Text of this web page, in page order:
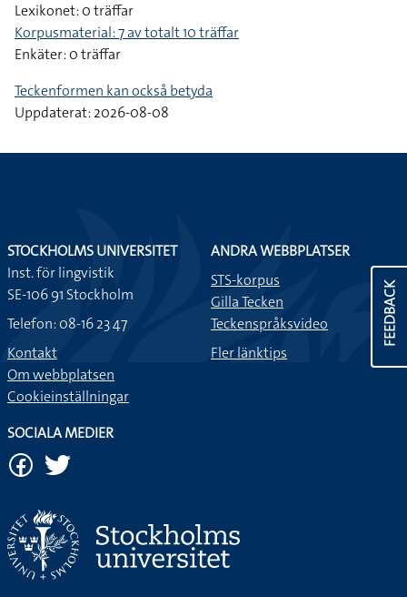
Lexikonet: 0 träffar
Korpusmaterial: 7 av totalt 10 träffar
Enkäter: 0 träffar
Teckenformen kan också betyda
Uppdaterat: 2026-08-08
FEEDBACK
STOCKHOLMS UNIVERSITET
Inst. för lingvistik
SE-106 91 Stockholm
Telefon: 08-16 23 47
Kontakt
Om webbplatsen
Cookieinställningar
ANDRA WEBBPLATSER
STS-korpus
Gilla Tecken
Teckenspråksvideo
Fler länktips
SOCIALA MEDIER